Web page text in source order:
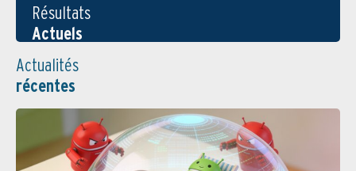
Résultats
Actuels
Actualités
récentes